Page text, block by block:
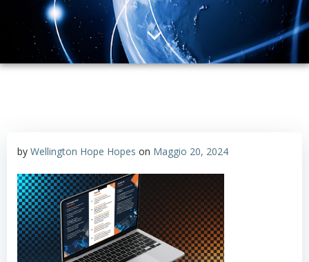
by Wellington Hope Hopes on Maggio 20, 2024